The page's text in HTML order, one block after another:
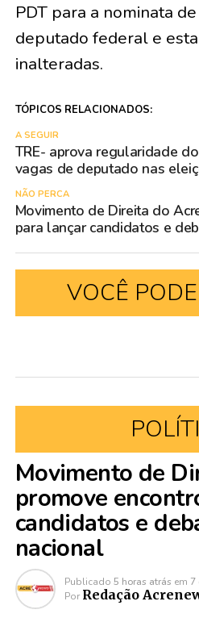
PDT para a nominata
deputado federal e
inalteradas.
TÓPICOS RELACIONADOS:
A SEGUIR
TRE- aprova regularidade
vagas de deputado nas
NÃO PERCA
Movimento de Direita do
para lançar candidatos e
VOCÊ
Movimento de
promove
candidatos e
nacional
Publicado 5 horas atrás em 7
Por Redação